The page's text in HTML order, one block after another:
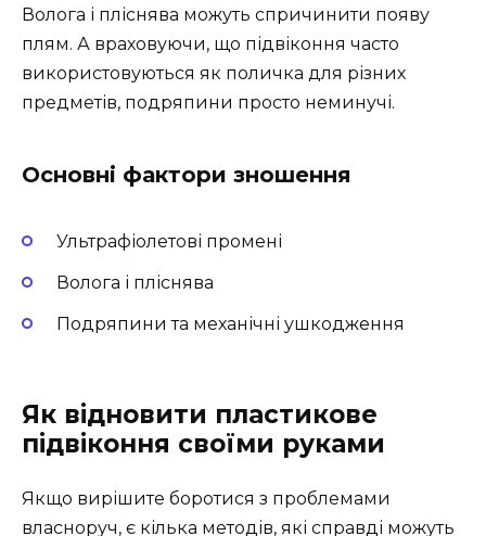
Волога і пліснява можуть спричинити появу
плям. А враховуючи, що підвіконня часто
використовуються як поличка для різних
предметів, подряпини просто неминучі.
Основні фактори зношення
Ультрафіолетові промені
Волога і пліснява
Подряпини та механічні ушкодження
Як відновити пластикове
підвіконня своїми руками
Якщо вирішите боротися з проблемами
власноруч, є кілька методів, які справді можуть